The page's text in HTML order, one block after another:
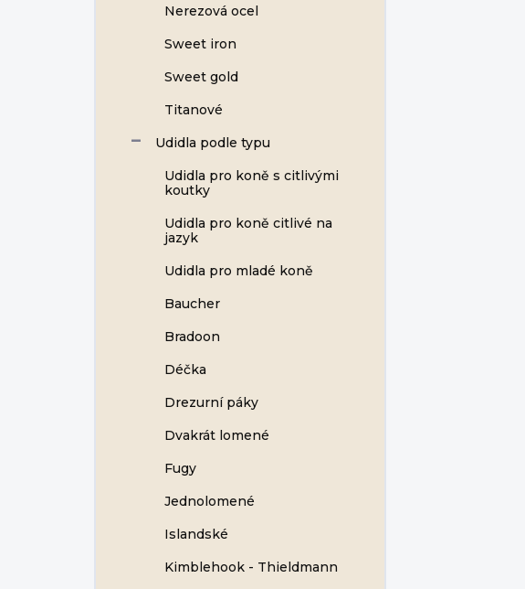
Nerezová ocel
Sweet iron
Sweet gold
Titanové
Udidla podle typu
Udidla pro koně s citlivými
koutky
Udidla pro koně citlivé na
jazyk
Udidla pro mladé koně
Baucher
Bradoon
Déčka
Drezurní páky
Dvakrát lomené
Fugy
Jednolomené
Islandské
Kimblehook - Thieldmann